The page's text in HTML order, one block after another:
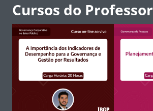
Cursos do Professor